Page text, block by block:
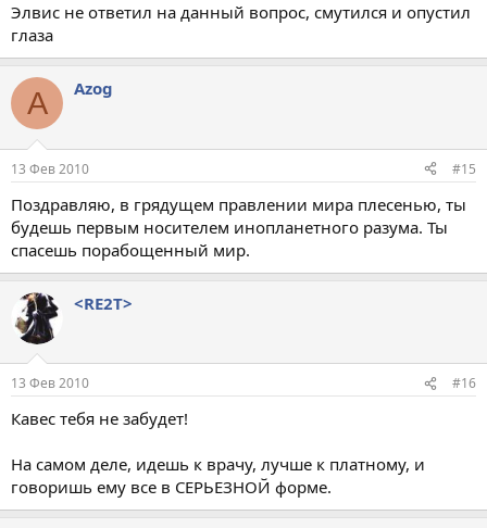
Элвис не ответил на данный вопрос, смутился и опустил
глаза
A Azog
13 Фев 2010 #15
Поздравляю, в грядущем правлении мира плесенью, ты
будешь первым носителем инопланетного разума. Ты
спасешь порабощенный мир.
<RE2T>
13 Фев 2010 #16
Кавес тебя не забудет!
На самом деле, идешь к врачу, лучше к платному, и
говоришь ему все в СЕРЬЕЗНОЙ форме.